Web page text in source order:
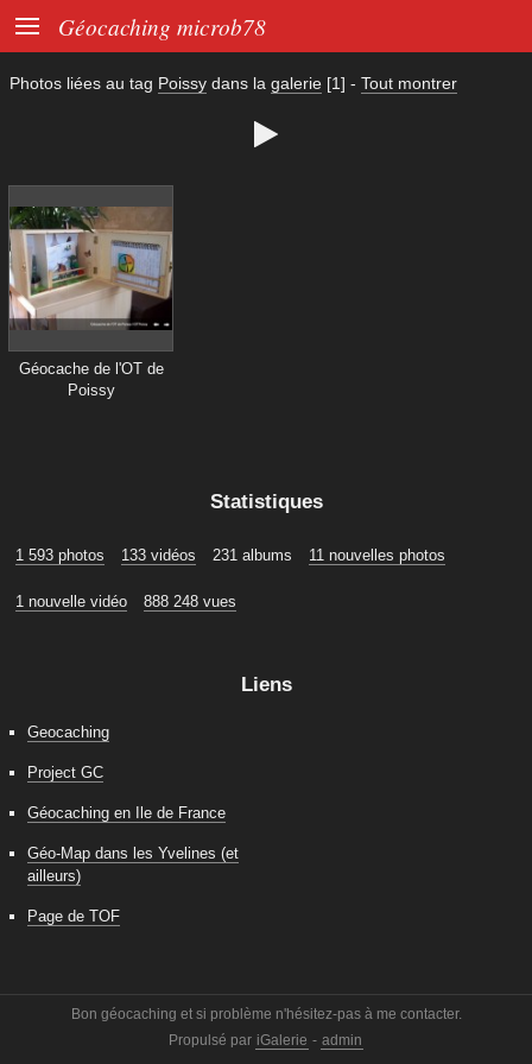
 Géocaching microb78
Photos liées au tag Poissy dans la galerie [1] - Tout montrer

Géocache de l'OT de
Poissy
Statistiques
1 593 photos 133 vidéos 231 albums 11 nouvelles photos
1 nouvelle vidéo 888 248 vues
Liens
Geocaching
Project GC
Géocaching en Ile de France
Géo-Map dans les Yvelines (et
ailleurs)
Page de TOF
Bon géocaching et si problème n'hésitez-pas à me contacter.
Propulsé par iGalerie - admin